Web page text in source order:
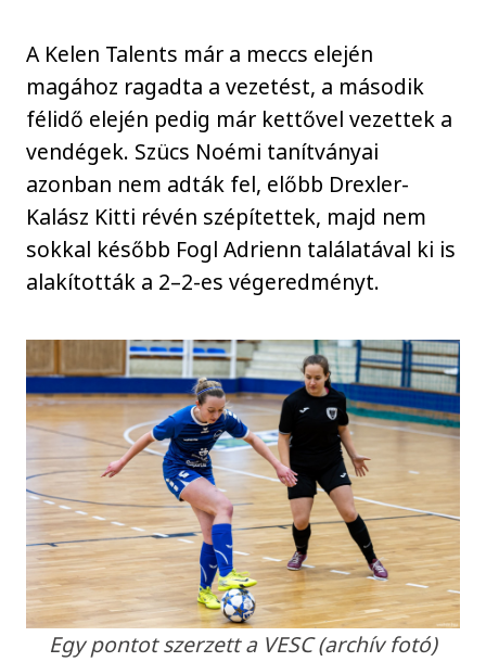
A Kelen Talents már a meccs elején
magához ragadta a vezetést, a második
félidő elején pedig már kettővel vezettek a
vendégek. Szücs Noémi tanítványai
azonban nem adták fel, előbb Drexler-
Kalász Kitti révén szépítettek, majd nem
sokkal később Fogl Adrienn találatával ki is
alakították a 2–2-es végeredményt.
Egy pontot szerzett a VESC (archív fotó)